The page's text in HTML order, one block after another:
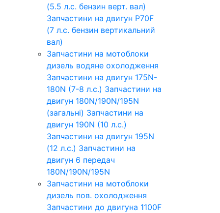
(5.5 л.с. бензин верт. вал)
Запчастини на двигун P70F
(7 л.с. бензин вертикальний
вал)
Запчастини на мотоблоки
дизель водяне охолодження
Запчастини на двигун 175N-
180N (7-8 л.с.) Запчастини на
двигун 180N/190N/195N
(загальні) Запчастини на
двигун 190N (10 л.с.)
Запчастини на двигун 195N
(12 л.с.) Запчастини на
двигун 6 передач
180N/190N/195N
Запчастини на мотоблоки
дизель пов. охолодження
Запчастини до двигуна 1100F